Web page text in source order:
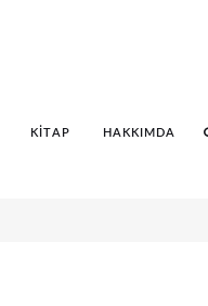
KITAP HAKKIMDA